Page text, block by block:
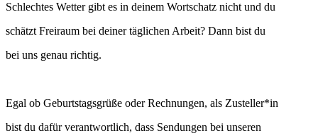
Schlechtes Wetter gibt es in deinem Wortschatz nicht und du
schätzt Freiraum bei deiner täglichen Arbeit? Dann bist du
bei uns genau richtig.
Egal ob Geburtstagsgrüße oder Rechnungen, als Zusteller*in
bist du dafür verantwortlich, dass Sendungen bei unseren